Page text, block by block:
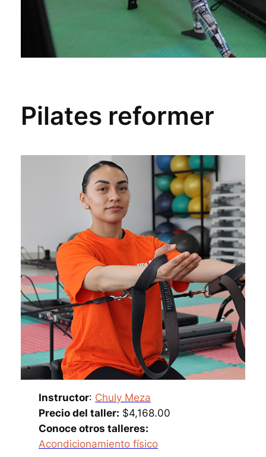
Pilates reformer
Instructor: Chuly Meza
Precio del taller: $4,168.00
Conoce otros talleres:
Acondicionamiento físico